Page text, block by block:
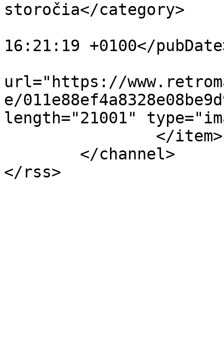
storočia</category>
16:21:19 +0100</
url="https://
e/
length="21001"